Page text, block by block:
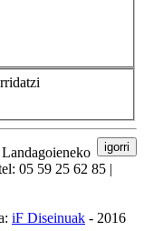
igorri
05 59 25 62 85 |
iF Diseinuak - 2016